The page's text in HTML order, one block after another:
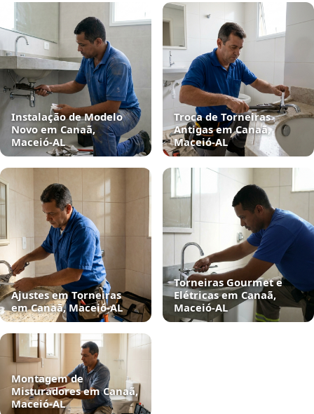
Instalação de Modelo
Novo em Canaã,
Maceió‑AL
Troca de Torneiras
Antigas em Canaã,
Maceió‑AL
Ajustes em Torneiras
em Canaã, Maceió‑AL
Torneiras Gourmet e
Elétricas em Canaã,
Maceió‑AL
Montagem de
Misturadores em Canaã,
Maceió‑AL